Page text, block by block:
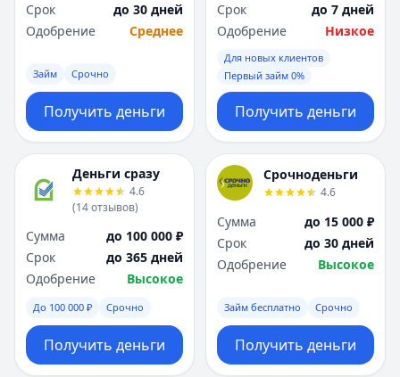
Ульяновск
Х
Хабаровск
Ч
Чебоксары
Челябинск
Чита
Я
Ярославль
Вся Россия
Ульяновск
Х
Хабаровск
Ч
Чебоксары
Челябинск
Чита
Я
Ярославль
Вся Россия
Срок
до 30 дней
Одобрение
Среднее
Займ Срочно
Получить деньги
Срок
до 7 дней
Одобрение
Низкое
Для новых клиентов
Первый займ 0%
Получить деньги
Деньги сразу
4.6
(14отзывов)
Сумма
до 100 000 ₽
Срок
до 365 дней
Одобрение
Высокое
До 100 000 ₽ Срочно
Получить деньги
Срочноденьги
4.6
Сумма
до 15 000 ₽
Срок
до 30 дней
Одобрение
Высокое
Займ бесплатно Срочно
Получить деньги